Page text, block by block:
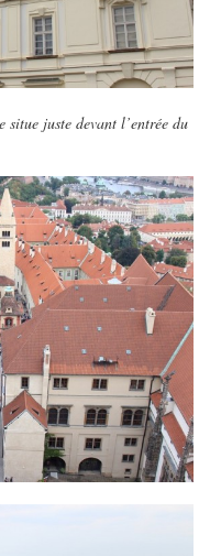
juste devant l’entrée du